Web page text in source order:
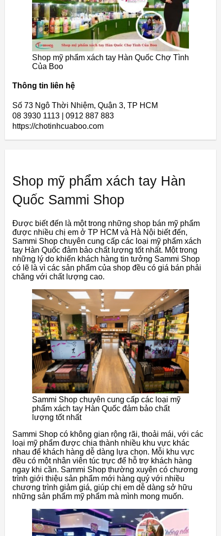
Shop mỹ phẩm xách tay Hàn Quốc Chợ Tình
Của Boo
Thông tin liên hệ
Số 73 Ngô Thời Nhiệm, Quận 3, TP HCM
08 3930 1113 | 0912 887 883
https://chotinhcuaboo.com
Shop mỹ phẩm xách tay Hàn
Quốc Sammi Shop
Được biết đến là một trong những shop bán mỹ phẩm
được nhiều chị em ở TP HCM và Hà Nội biết đến,
Sammi Shop chuyên cung cấp các loại mỹ phẩm xách
tay Hàn Quốc đảm bảo chất lượng tốt nhất. Một trong
những lý do khiến khách hàng tin tưởng Sammi Shop
có lẽ là vì các sản phẩm của shop đều có giá bán phải
chăng với chất lượng cao.
Sammi Shop chuyên cung cấp các loại mỹ
phẩm xách tay Hàn Quốc đảm bảo chất
lượng tốt nhất
Sammi Shop có không gian rộng rãi, thoải mái, với các
loại mỹ phẩm được chia thành nhiều khu vực khác
nhau để khách hàng dễ dàng lựa chọn. Mỗi khu vực
đều có một nhân viên túc trực để hỗ trợ khách hàng
ngay khi cần. Sammi Shop thường xuyên có chương
trình giới thiệu sản phẩm mới hàng quý với nhiều
chương trình giảm giá, giúp chị em dễ dàng sở hữu
những sản phẩm mỹ phẩm mà mình mong muốn.